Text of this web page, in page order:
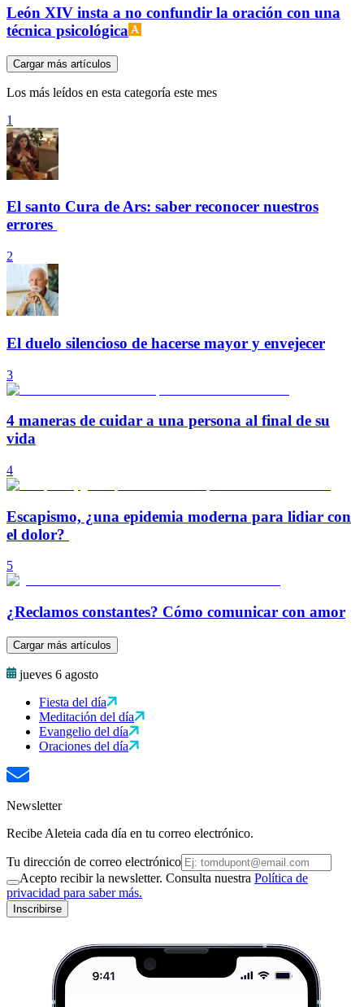
León XIV insta a no confundir la oración con una
técnica psicológica
Cargar más artículos
Los más leídos en esta categoría este mes
1
El santo Cura de Ars: saber reconocer nuestros
errores
2
El duelo silencioso de hacerse mayor y envejecer
3
4 maneras de cuidar a una persona al final de su
vida
4
Escapismo, ¿una epidemia moderna para lidiar con
el dolor?
5
¿Reclamos constantes? Cómo comunicar con amor
Cargar más artículos
jueves 6 agosto
Fiesta del día
Meditación del día
Evangelio del día
Oraciones del día
Newsletter
Recibe Aleteia cada día en tu correo electrónico.
Tu dirección de correo electrónico
Acepto recibir la newsletter. Consulta nuestra Política de
privacidad para saber más.
Inscribirse